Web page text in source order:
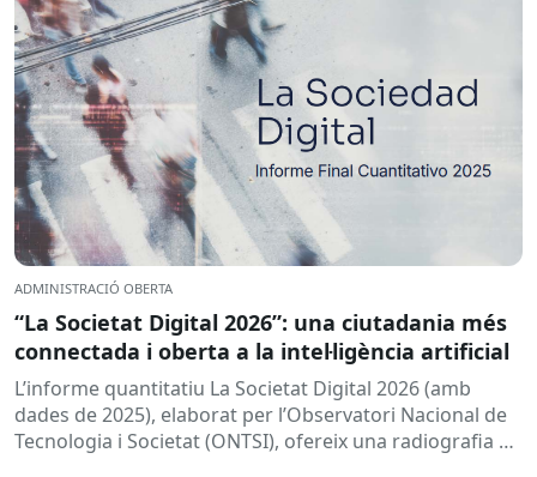
ADMINISTRACIÓ OBERTA
“La Societat Digital 2026”: una ciutadania més
connectada i oberta a la intel·ligència artificial
L’informe quantitatiu La Societat Digital 2026 (amb
dades de 2025), elaborat per l’Observatori Nacional de
Tecnologia i Societat (ONTSI), ofereix una radiografia de